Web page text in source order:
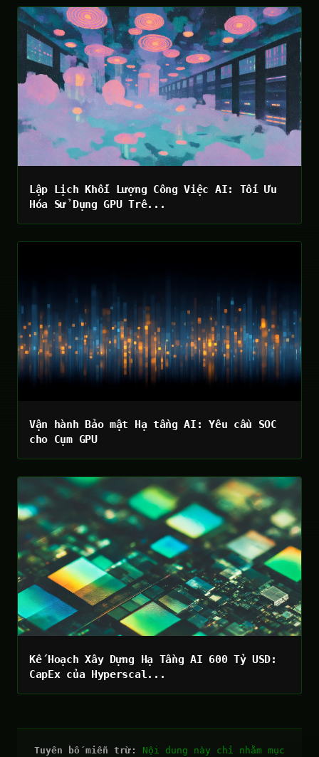
Lập Lịch Khối Lượng Công Việc AI: Tối Ưu
Hóa Sử Dụng GPU Trê...
Vận hành Bảo mật Hạ tầng AI: Yêu cầu SOC
cho Cụm GPU
Kế Hoạch Xây Dựng Hạ Tầng AI 600 Tỷ USD:
CapEx của Hyperscal...
Tuyên bố miễn trừ:
Nội dung này chỉ nhằm mục